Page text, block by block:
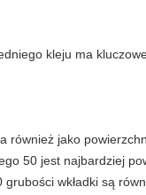
kleju ma
również jako
50 jest najbardziej
wkładki są